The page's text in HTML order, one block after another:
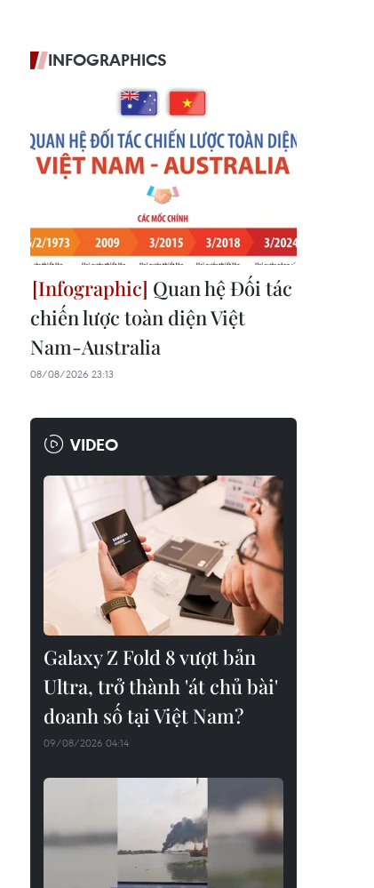
INFOGRAPHICS
Quan hệ Đối tác
chiến lược toàn diện Việt
Nam-Australia
08/08/2026 23:13
VIDEO
Galaxy Z Fold 8 vượt bản
Ultra, trở thành 'át chủ bài'
doanh số tại Việt Nam?
09/08/2026 04:14